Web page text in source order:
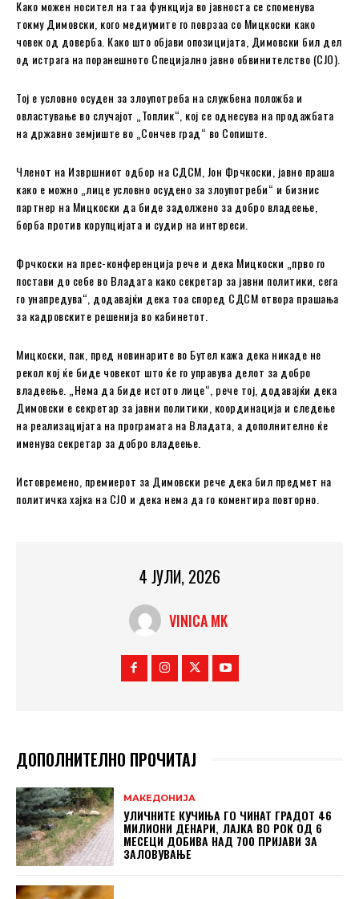
Како можен носител на таа функција во јавноста се споменува
токму Димовски, кого медиумите го поврзаа со Мицкоски како
човек од доверба. Како што објави опозицијата, Димовски бил дел
од истрага на поранешното Специјално јавно обвинителство (СЈО).
Тој е условно осуден за злоупотреба на службена положба и
овластување во случајот „Топлик“, кој се однесува на продажбата
на државно земјиште во „Сончев град“ во Сопиште.
Членот на Извршниот одбор на СДСМ, Јон Фрчкоски, јавно праша
како е можно „лице условно осудено за злоупотреби“ и бизнис
партнер на Мицкоски да биде задолжено за добро владеење,
борба против корупцијата и судир на интереси.
Фрчкоски на прес-конференција рече и дека Мицкоски „прво го
постави до себе во Владата како секретар за јавни политики, сега
го унапредува“, додавајќи дека тоа според СДСМ отвора прашања
за кадровските решенија во кабинетот.
Мицкоски, пак, пред новинарите во Бутел кажа дека никаде не
рекол кој ќе биде човекот што ќе го управува делот за добро
владеење. „Нема да биде истото лице“, рече тој, додавајќи дека
Димовски е секретар за јавни политики, координација и следење
на реализацијата на програмата на Владата, а дополнително ќе
именува секретар за добро владеење.
Истовремено, премиерот за Димовски рече дека бил предмет на
политичка хајка на СЈО и дека нема да го коментира повторно.
4 ЈУЛИ, 2026
VINICA MK
ДОПОЛНИТЕЛНО ПРОЧИТАЈ
МАКЕДОНИЈА
УЛИЧНИТЕ КУЧИЊА ГО ЧИНАТ ГРАДОТ 46
МИЛИОНИ ДЕНАРИ, ЛАЈКА ВО РОК ОД 6
МЕСЕЦИ ДОБИВА НАД 700 ПРИЈАВИ ЗА
ЗАЛОВУВАЊЕ